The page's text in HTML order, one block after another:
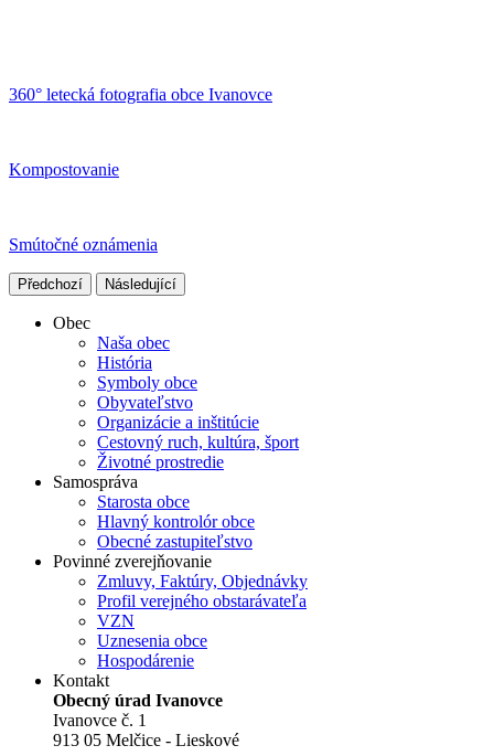
360° letecká fotografia obce Ivanovce
Kompostovanie
Smútočné oznámenia
Předchozí Následující
Obec
Naša obec
História
Symboly obce
Obyvateľstvo
Organizácie a inštitúcie
Cestovný ruch, kultúra, šport
Životné prostredie
Samospráva
Starosta obce
Hlavný kontrolór obce
Obecné zastupiteľstvo
Povinné zverejňovanie
Zmluvy, Faktúry, Objednávky
Profil verejného obstarávateľa
VZN
Uznesenia obce
Hospodárenie
Kontakt
Obecný úrad Ivanovce
Ivanovce č. 1
913 05 Melčice - Lieskové